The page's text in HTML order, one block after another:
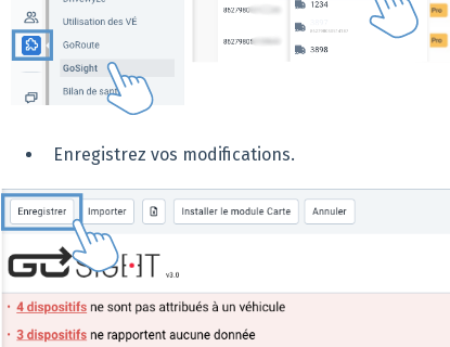
Enregistrez vos modifications.